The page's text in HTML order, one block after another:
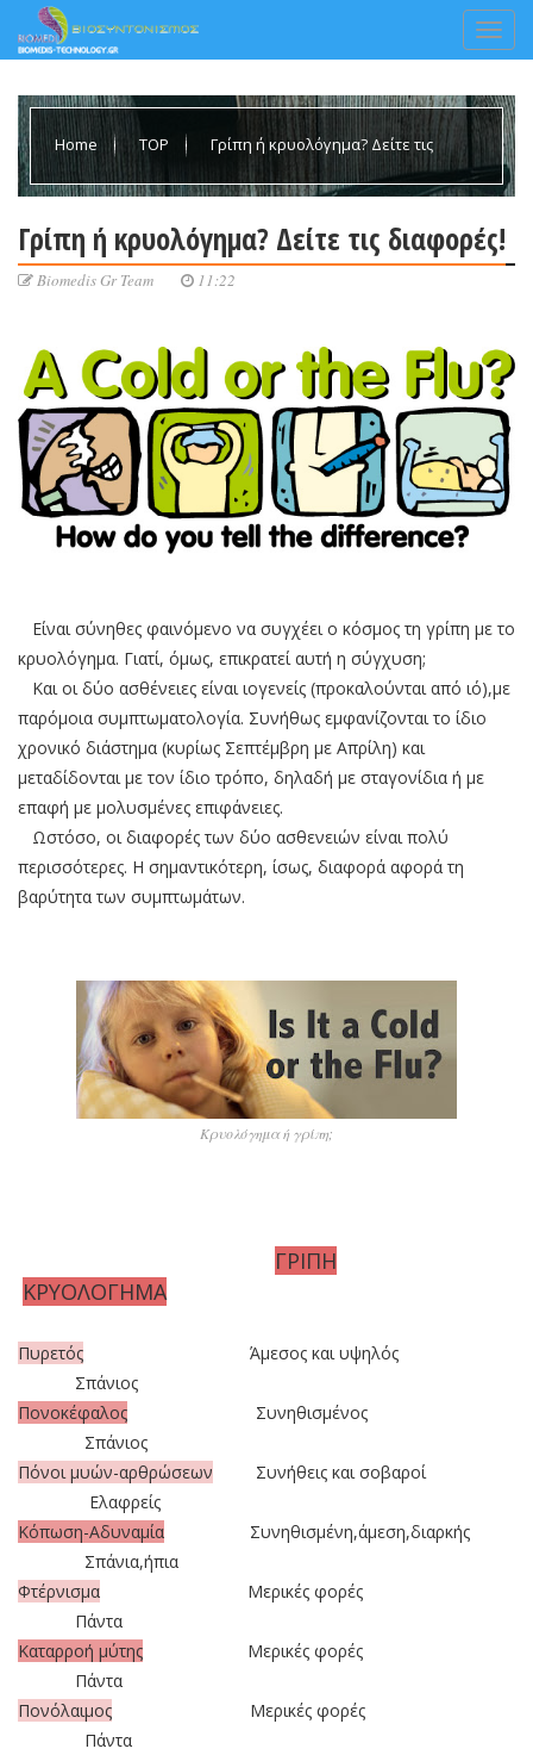
Home TOP Γρίπη ή κρυολόγημα? Δείτε τις
Γρίπη ή κρυολόγημα? Δείτε τις διαφορές!
Biomedis Gr Team 11:22
Είναι σύνηθες φαινόμενο να συγχέει ο κόσμος τη γρίπη με το
κρυολόγημα. Γιατί, όμως, επικρατεί αυτή η σύγχυση;
Και οι δύο ασθένειες είναι ιογενείς (προκαλούνται από ιό),με
παρόμοια συμπτωματολογία. Συνήθως εμφανίζονται το ίδιο
χρονικό διάστημα (κυρίως Σεπτέμβρη με Απρίλη) και
μεταδίδονται με τον ίδιο τρόπο, δηλαδή με σταγονίδια ή με
επαφή με μολυσμένες επιφάνειες.
Ωστόσο, οι διαφορές των δύο ασθενειών είναι πολύ
περισσότερες. Η σημαντικότερη, ίσως, διαφορά αφορά τη
βαρύτητα των συμπτωμάτων.
Κρυολόγημα ή γρίπη;
ΓΡΙΠΗ
ΚΡΥΟΛΟΓΗΜΑ
Πυρετός Άμεσος και υψηλός
Σπάνιος
Πονοκέφαλος Συνηθισμένος
Σπάνιος
Πόνοι μυών-αρθρώσεων Συνήθεις και σοβαροί
Ελαφρείς
Κόπωση-Αδυναμία Συνηθισμένη,άμεση,διαρκής
Σπάνια,ήπια
Φτέρνισμα Μερικές φορές
Πάντα
Καταρροή μύτης Μερικές φορές
Πάντα
Πονόλαιμος Μερικές φορές
Πάντα